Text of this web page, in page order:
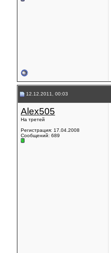
12.12.2011, 00:03
Alex505
На третей
Регистрация: 17.04.2008
Сообщений: 689